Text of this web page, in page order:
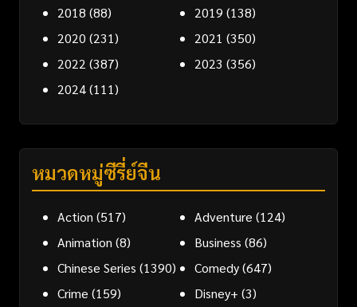
2018 (88) 2019 (138)
2020 (231) 2021 (350)
2022 (387) 2023 (356)
2024(111)
หมวดหมู่ซีรี่ย์จีน
Action (517) Adventure (124)
Animation (8) Business (86)
Chinese Series (1390) Comedy(647)
Crime (159) Disney+ (3)